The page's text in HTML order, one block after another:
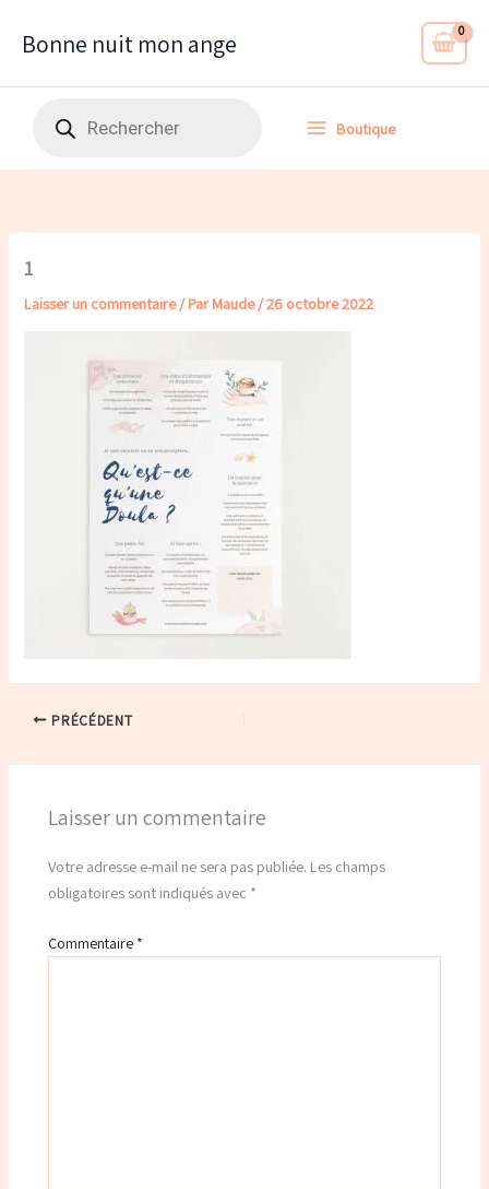
Bonne nuit mon ange
Boutique
1
Laisser un commentaire/ Par Maude/26 octobre 2022
PRÉCÉDENT
Laisser un commentaire
Votre adresse e-mail ne sera pas publiée. Les champs
obligatoires sont indiqués avec *
Commentaire *